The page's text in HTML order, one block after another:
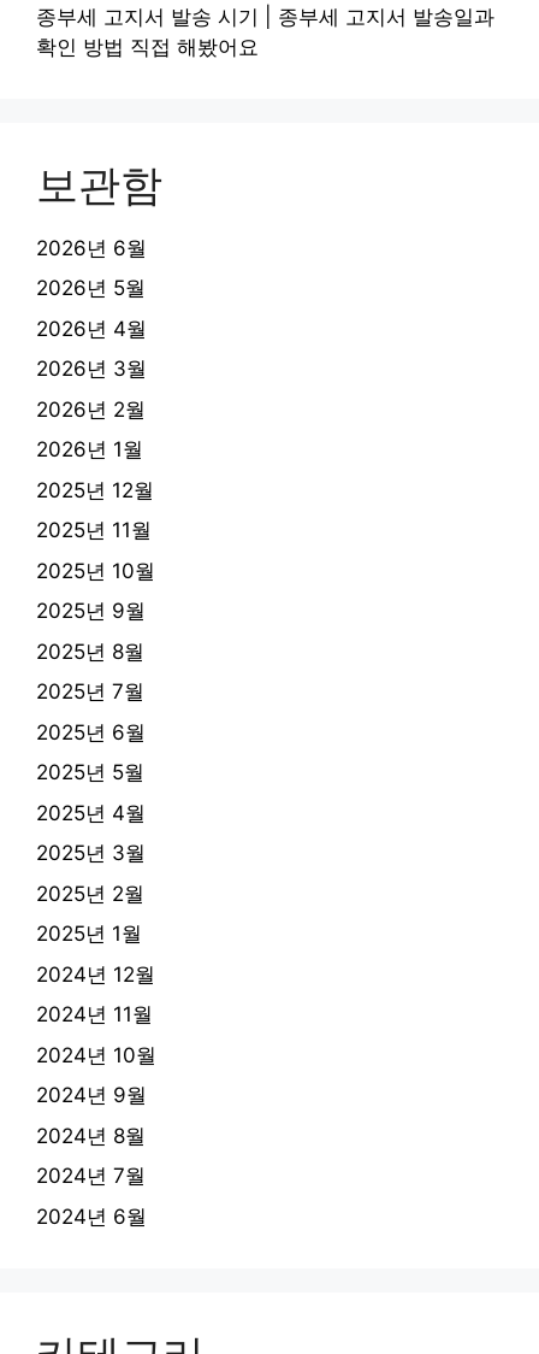
종부세 고지서 발송 시기 | 종부세 고지서 발송일과
확인 방법 직접 해봤어요
보관함
2026년 6월
2026년 5월
2026년 4월
2026년 3월
2026년 2월
2026년 1월
2025년 12월
2025년 11월
2025년 10월
2025년 9월
2025년 8월
2025년 7월
2025년 6월
2025년 5월
2025년 4월
2025년 3월
2025년 2월
2025년 1월
2024년 12월
2024년 11월
2024년 10월
2024년 9월
2024년 8월
2024년 7월
2024년 6월